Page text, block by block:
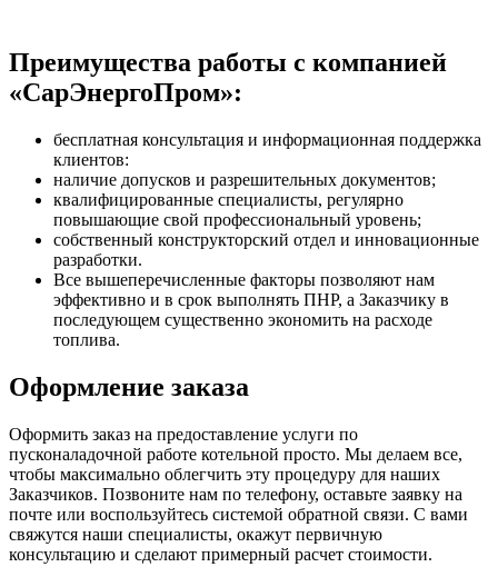
Преимущества работы с компанией
«СарЭнергоПром»:
бесплатная консультация и информационная поддержка
клиентов:
наличие допусков и разрешительных документов;
квалифицированные специалисты, регулярно
повышающие свой профессиональный уровень;
собственный конструкторский отдел и инновационные
разработки.
Все вышеперечисленные факторы позволяют нам
эффективно и в срок выполнять ПНР, а Заказчику в
последующем существенно экономить на расходе
топлива.
Оформление заказа
Оформить заказ на предоставление услуги по
пусконаладочной работе котельной просто. Мы делаем все,
чтобы максимально облегчить эту процедуру для наших
Заказчиков. Позвоните нам по телефону, оставьте заявку на
почте или воспользуйтесь системой обратной связи. С вами
свяжутся наши специалисты, окажут первичную
консультацию и сделают примерный расчет стоимости.